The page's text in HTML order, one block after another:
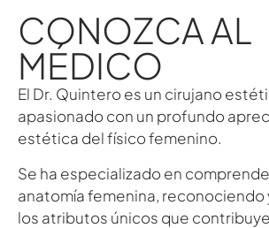
CONOZCA AL
MÉDICO
El Dr. Quintero es un cirujano
apasionado con un profundo
estética del físico femenino.
Se ha especializado en
anatomía femenina,
los atributos únicos que